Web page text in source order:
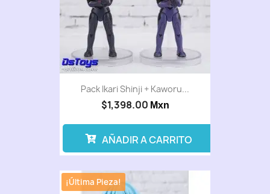
Pack Ikari Shinji + Kaworu...
$1,398.00 Mxn
AÑADIR A CARRITO
¡Última Pieza!